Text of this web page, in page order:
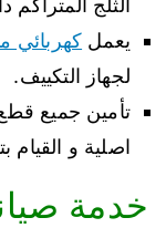
الثلج المتراكم
يعمل كهربائي
لجهاز التكييف.
تأمين جميع
اصلية و القيام
خدمة